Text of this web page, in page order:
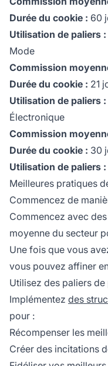
Durée du cookie : 60
Utilisation de paliers :
Mode
Commission
Durée du cookie : 21
Utilisation de paliers :
Électronique
Commission
Durée du cookie : 30
Utilisation de paliers :
Meilleures pratiques
Commencez de
Commencez avec
moyenne du secteur
Une fois que vous
vous pouvez affiner
Utilisez des paliers
Implémentez des
pour :
Récompenser les
Créer des incitations